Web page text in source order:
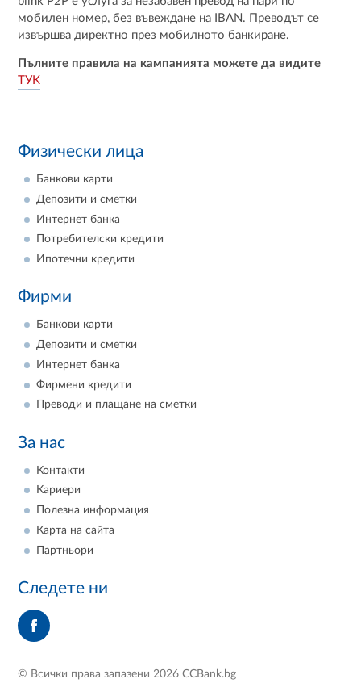
мобилен номер, без въвеждане на IBAN. Преводът се
извършва директно през мобилното банкиране.
Пълните правила на кампанията можете да видите
ТУК
Физически лица
Банкови карти
Депозити и сметки
Интернет банка
Потребителски кредити
Ипотечни кредити
Фирми
Банкови карти
Депозити и сметки
Интернет банка
Фирмени кредити
Преводи и плащане на сметки
За нас
Контакти
Кариери
Полезна информация
Карта на сайта
Партньори
Следете ни
© Всички права запазени 2026 CCBank.bg